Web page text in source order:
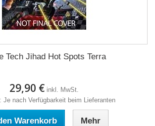
Tech Jihad Hot Spots Terra
29,90 € inkl. MwSt.
Je nach Verfügbarkeit beim Lieferanten
Warenkorb Mehr